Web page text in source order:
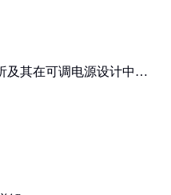
及其在可调电源设计中的